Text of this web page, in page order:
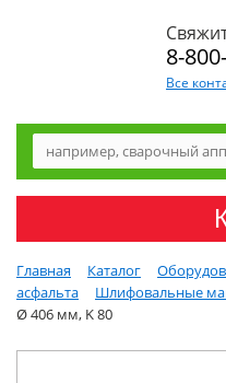
8-
Все
Главная Каталог
асфальта
Шлифовальные
Ø 406 мм, K 80